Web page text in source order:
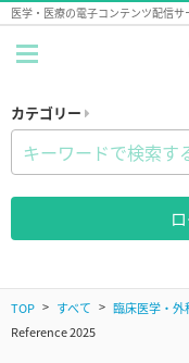
医学・医療の電子コンテンツ配信サ
カテゴリー
TOP すべて 臨床医学・外
Reference 2025